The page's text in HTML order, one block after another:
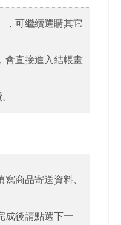
，可繼續選購其它
會直接進入結帳畫
商品寄送資料、
成後請點選下一